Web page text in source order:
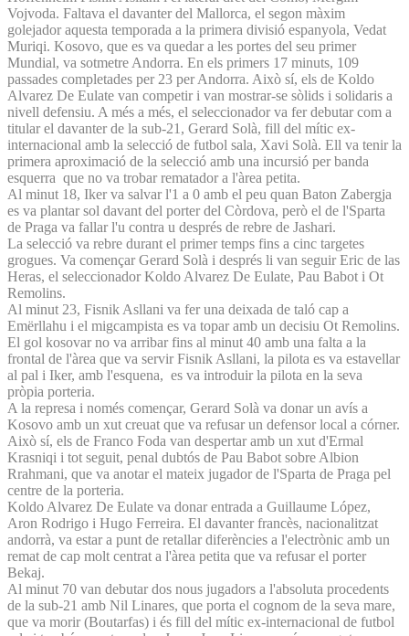
Vojvoda. Faltava el davanter del Mallorca, el segon màxim
golejador aquesta temporada a la primera divisió espanyola, Vedat
Muriqi. Kosovo, que es va quedar a les portes del seu primer
Mundial, va sotmetre Andorra. En els primers 17 minuts, 109
passades completades per 23 per Andorra. Això sí, els de Koldo
Alvarez De Eulate van competir i van mostrar-se sòlids i solidaris a
nivell defensiu. A més a més, el seleccionador va fer debutar com a
titular el davanter de la sub-21, Gerard Solà, fill del mític ex-
internacional amb la selecció de futbol sala, Xavi Solà. Ell va tenir la
primera aproximació de la selecció amb una incursió per banda
esquerra que no va trobar rematador a l'àrea petita.
Al minut 18, Iker va salvar l'1 a 0 amb el peu quan Baton Zabergja
es va plantar sol davant del porter del Còrdova, però el de l'Sparta
de Praga va fallar l'u contra u després de rebre de Jashari.
La selecció va rebre durant el primer temps fins a cinc targetes
grogues. Va començar Gerard Solà i després li van seguir Eric de las
Heras, el seleccionador Koldo Alvarez De Eulate, Pau Babot i Ot
Remolins.
Al minut 23, Fisnik Asllani va fer una deixada de taló cap a
Emërllahu i el migcampista es va topar amb un decisiu Ot Remolins.
El gol kosovar no va arribar fins al minut 40 amb una falta a la
frontal de l'àrea que va servir Fisnik Asllani, la pilota es va estavellar
al pal i Iker, amb l'esquena, es va introduir la pilota en la seva
pròpia porteria.
A la represa i només començar, Gerard Solà va donar un avís a
Kosovo amb un xut creuat que va refusar un defensor local a córner.
Això sí, els de Franco Foda van despertar amb un xut d'Ermal
Krasniqi i tot seguit, penal dubtós de Pau Babot sobre Albion
Rrahmani, que va anotar el mateix jugador de l'Sparta de Praga pel
centre de la porteria.
Koldo Alvarez De Eulate va donar entrada a Guillaume López,
Aron Rodrigo i Hugo Ferreira. El davanter francès, nacionalitzat
andorrà, va estar a punt de retallar diferències a l'electrònic amb un
remat de cap molt centrat a l'àrea petita que va refusar el porter
Bekaj.
Al minut 70 van debutar dos nous jugadors a l'absoluta procedents
de la sub-21 amb Nil Linares, que porta el cognom de la seva mare,
que va morir (Boutarfas) i és fill del mític ex-internacional de futbol